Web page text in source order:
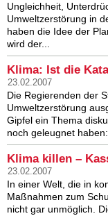
Ungleichheit,
Umweltzerstörung in
haben die Idee der
wird der...
Klima: Ist die
23.02.2007
Die Regierenden der
Umweltzerstörung
Gipfel ein Thema
noch geleugnet
Klima killen –
23.02.2007
In einer Welt, die in
Maßnahmen zum
nicht gar unmöglich.